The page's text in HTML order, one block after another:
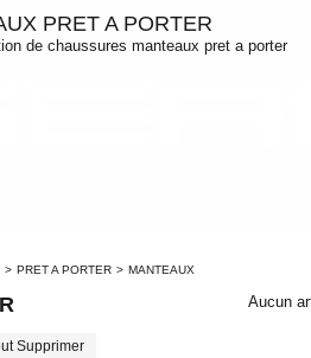
PRET A PORTER
de chaussures manteaux pret a porter
PRET A PORTER MANTEAUX
Supprimer
Aucun